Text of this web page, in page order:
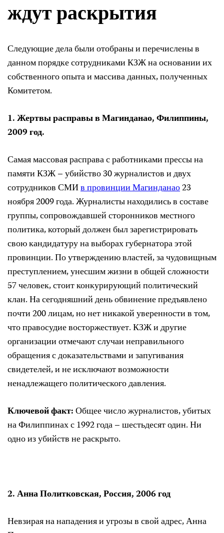
ждут раскрытия
Следующие дела были отобраны и перечислены в
данном порядке сотрудниками КЗЖ на основании их
собственного опыта и массива данных, полученных
Комитетом.
1. Жертвы расправы в Магинданао, Филиппины,
2009 год.
Самая массовая расправа с работниками прессы на
памяти КЗЖ – убийство 30 журналистов и двух
сотрудников СМИв провинции Магинданао23
ноября 2009 года. Журналисты находились в составе
группы, сопровождавшей сторонников местного
политика, который должен был зарегистрировать
свою кандидатуру на выборах губернатора этой
провинции. По утверждению властей, за чудовищным
преступлением, унесшим жизни в общей сложности
57 человек, стоит конкурирующий политический
клан. На сегодняшний день обвинение предъявлено
почти 200 лицам, но нет никакой уверенности в том,
что правосудие восторжествует. КЗЖ и другие
организации отмечают случаи неправильного
обращения с доказательствами и запугивания
свидетелей, и не исключают возможности
ненадлежащего политического давления.
Ключевой факт:Общее числожурналистов, убитых
на Филиппинахс1992 года – шестьдесят один. Ни
одно из убийств не раскрыто.
2. Анна Политковская, Россия, 2006 год
Невзирая на нападения и угрозы в свой адрес,Анна